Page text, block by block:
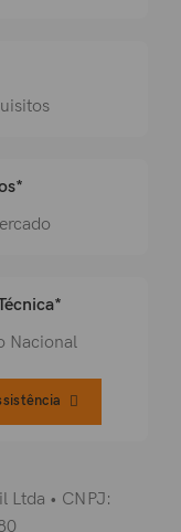
Nacional
Ltda • CNPJ: